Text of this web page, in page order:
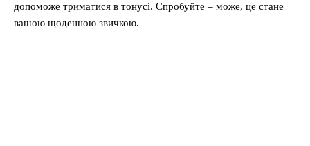
допоможе триматися в тонусі. Спробуйте – може, це стане
вашою щоденною звичкою.